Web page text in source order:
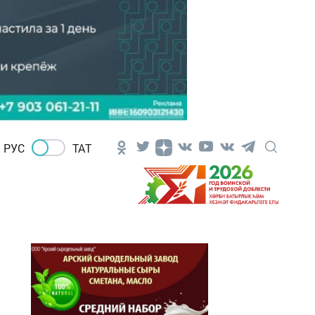
РУС ТАТ